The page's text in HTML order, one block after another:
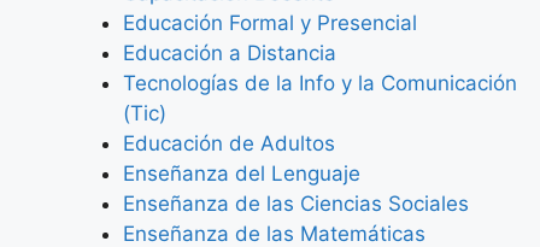
Educación Formal y Presencial
Educación a Distancia
Tecnologías de la Info y la Comunicación
(Tic)
Educación de Adultos
Enseñanza del Lenguaje
Enseñanza de las Ciencias Sociales
Enseñanza de las Matemáticas